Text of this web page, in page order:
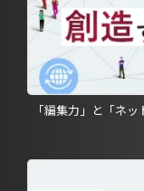
「編集力」と「ネ